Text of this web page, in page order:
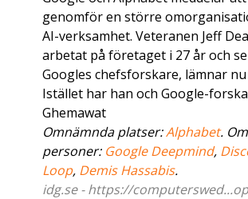
genomför en större
AI-verksamhet. Veteranen Jeff
arbetat på företaget i 27 år och
Googles chefsforskare, lämnar
Istället har han och Google-
Ghemawat
Omnämnda platser:Alphabet.
personer: Google Deepmind,
Loop, Demis Hassabis.
idg.se - https://